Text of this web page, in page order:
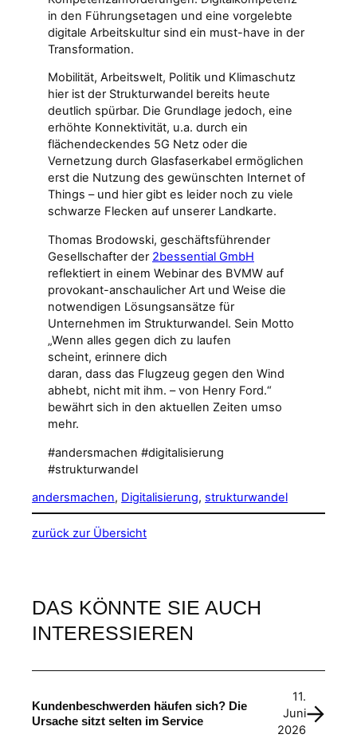
in den Führungsetagen und eine vorgelebte
digitale Arbeitskultur sind ein must-have in der
Transformation.
Mobilität, Arbeitswelt, Politik und Klimaschutz
hier ist der Strukturwandel bereits heute
deutlich spürbar. Die Grundlage jedoch, eine
erhöhte Konnektivität, u.a. durch ein
flächendeckendes 5G Netz oder die
Vernetzung durch Glasfaserkabel ermöglichen
erst die Nutzung des gewünschten Internet of
Things – und hier gibt es leider noch zu viele
schwarze Flecken auf unserer Landkarte.
Thomas Brodowski, geschäftsführender
Gesellschafter der 2bessential GmbH
reflektiert in einem Webinar des BVMW auf
provokant-anschaulicher Art und Weise die
notwendigen Lösungsansätze für
Unternehmen im Strukturwandel. Sein Motto
„Wenn alles gegen dich zu laufen
scheint, erinnere dich
daran, dass das Flugzeug gegen den Wind
abhebt, nicht mit ihm. – von Henry Ford.“
bewährt sich in den aktuellen Zeiten umso
mehr.
#andersmachen #digitalisierung
#strukturwandel
andersmachen, Digitalisierung, strukturwandel
zurück zur Übersicht
DAS KÖNNTE SIE AUCH
INTERESSIEREN
Kundenbeschwerden häufen sich? Die
Ursache sitzt selten im Service
11.
Juni
2026